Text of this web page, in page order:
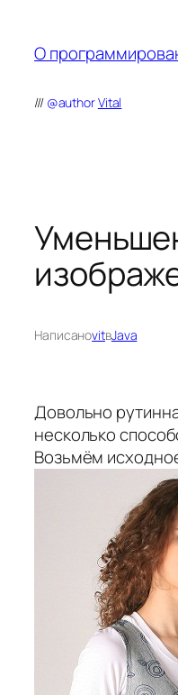
содержимому
О
/// @authorVital
НаписаноvitвJava
Довольно
несколько
Возьмём